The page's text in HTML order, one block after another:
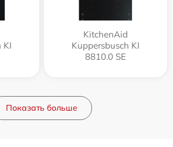
KI
KitchenAid
Kuppersbusch KI
8810.0 SE
Показать больше